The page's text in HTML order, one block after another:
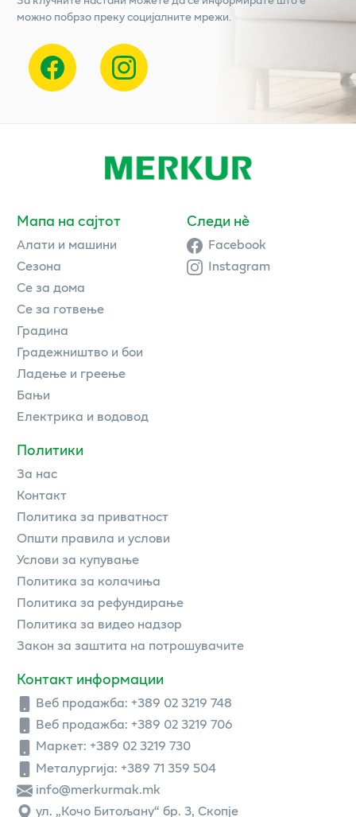
можно побрзо преку социјалните мрежи.
Мапа на сајтот
Алати и машини
Сезона
Се за дома
Се за готвење
Градина
Градежништво и бои
Ладење и греење
Бањи
Електрика и водовод
Политики
За нас
Контакт
Политика за приватност
Општи правила и услови
Услови за купување
Политика за колачиња
Политика за рефундирање
Политика за видео надзор
Закон за заштита на потрошувачите
Контакт информации
Веб продажба: +389 02 3219 748
Веб продажба: +389 02 3219 706
Маркет: +389 02 3219 730
Металургија: +389 71 359 504
info@merkurmak.mk
ул. „Кочо Битољану“ бр. 3, Скопје
Следи нè
Facebook
Instagram